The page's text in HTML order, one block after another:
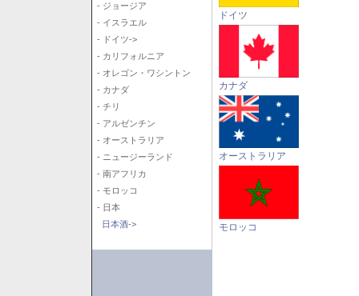
- ジョージア
- イスラエル
- ドイツ->
- カリフォルニア
- オレゴン・ワシントン
- カナダ
- チリ
- アルゼンチン
- オーストラリア
- ニュージーランド
- 南アフリカ
- モロッコ
- 日本
日本酒->
ドイツ
カナダ
オーストラリア
モロッコ